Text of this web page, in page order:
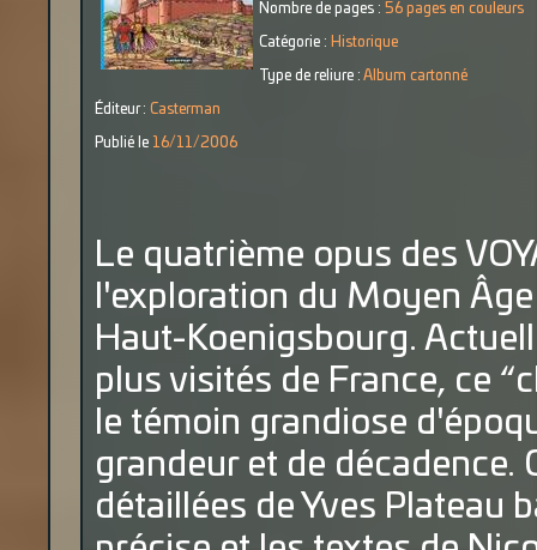
Nombre de pages : 56 pages en couleurs
Catégorie : Historique
Type de reliure : Album cartonné
Éditeur : Casterman
Publié le 16/11/2006
Le quatrième opus des
l'exploration du Moyen
Haut-Koenigsbourg.
plus visités de France, ce
le témoin grandiose
grandeur et de décadence.
détaillées de Yves Plateau